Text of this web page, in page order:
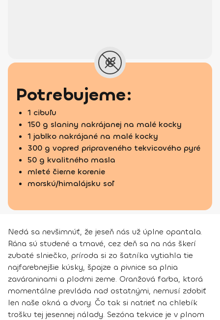
Potrebujeme:
1 cibuľu
150 g slaniny nakrájanej na malé kocky
1 jablko nakrájané na malé kocky
300 g vopred pripraveného tekvicového pyré
50 g kvalitného masla
mleté čierne korenie
morskú/himalájsku soľ
Nedá sa nevšimnúť, že jeseň nás už úplne opantala.
Rána sú studené a tmavé, cez deň sa na nás škerí
zubaté slniečko, príroda si zo šatníka vytiahla tie
najfarebnejšie kúsky, špajze a pivnice sa plnia
zaváraninami a plodmi zeme. Oranžová farba, ktorá
momentálne prevláda nad ostatnými, nemusí zdobiť
len naše okná a dvory. Čo tak si natrieť na chlebík
trošku tej jesennej nálady. Sezóna tekvice je v plnom